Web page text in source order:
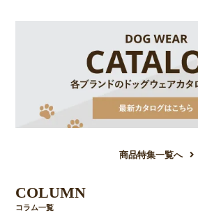
商品特集一覧へ
COLUMN
コラム一覧